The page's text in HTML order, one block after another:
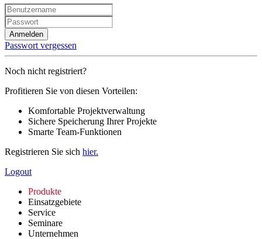
Anmelden
Passwort vergessen
Noch nicht registriert?
Profitieren Sie von diesen Vorteilen:
Komfortable Projektverwaltung
Sichere Speicherung Ihrer Projekte
Smarte Team-Funktionen
Registrieren Sie sich hier.
Logout
Produkte
Einsatzgebiete
Service
Seminare
Unternehmen